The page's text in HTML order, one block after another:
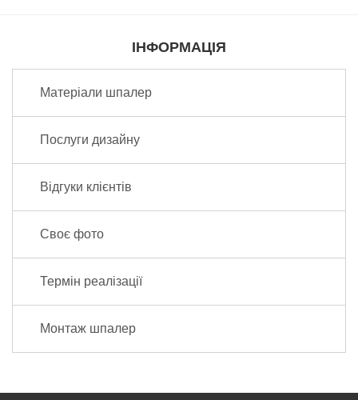
ІНФОРМАЦІЯ
Матеріали шпалер
Послуги дизайну
Відгуки клієнтів
Своє фото
Термін реалізації
Монтаж шпалер